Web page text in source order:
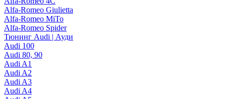
Alfa-Romeo Giulietta
Alfa-Romeo MiTo
Alfa-Romeo Spider
Тюнинг Audi | Ауди
Audi 100
Audi 80, 90
Audi A1
Audi A2
Audi A3
Audi A4